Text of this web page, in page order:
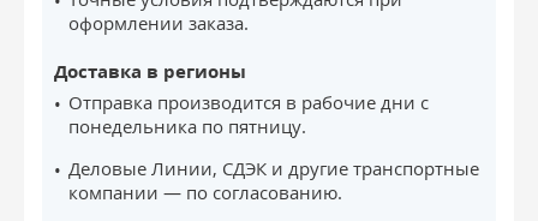
оформлении заказа.
Доставка в регионы
Отправка производится в рабочие дни с
понедельника по пятницу.
Деловые Линии, СДЭК и другие транспортные
компании — по согласованию.